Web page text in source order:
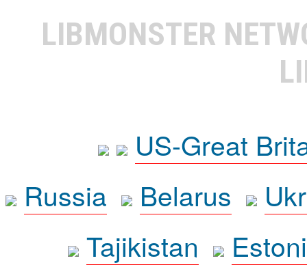
LIBMONSTER
US-Great
Russia
Belarus
Tajikistan